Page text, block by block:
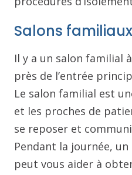
Salons familiaux
Il y a un salon familial
près de l’entrée
Le salon familial est
et les proches de
se reposer et
Pendant la journée,
peut vous aider à